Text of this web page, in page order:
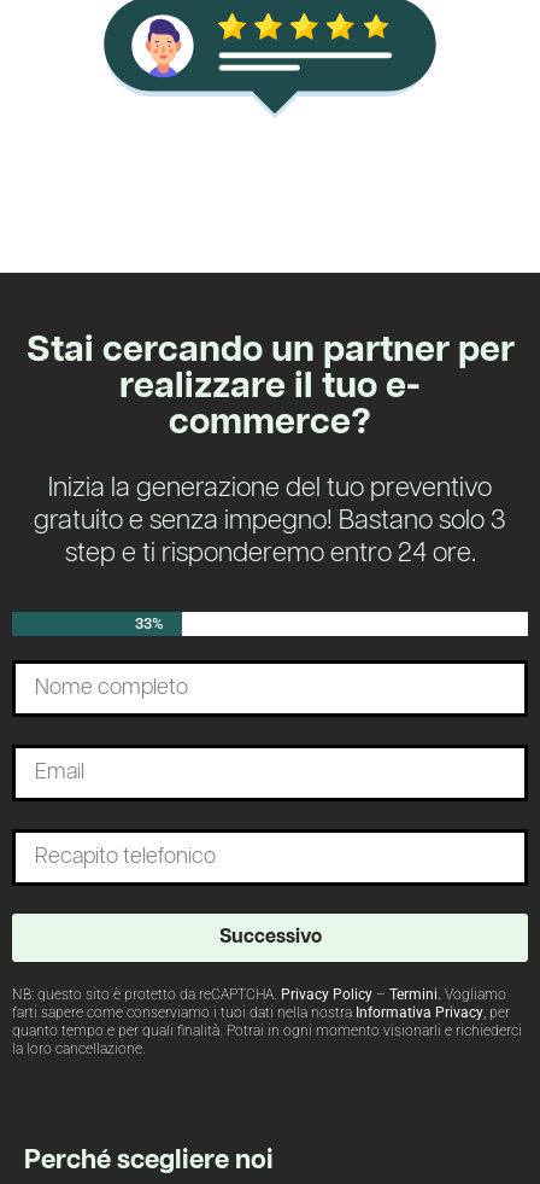
Stai cercando un partner per
realizzare il tuo e-
commerce?
Inizia la generazione del tuo preventivo
gratuito e senza impegno! Bastano solo 3
step e ti risponderemo entro 24 ore.
33%
Successivo
NB: questo sito è protetto da reCAPTCHA. Privacy Policy – Termini. Vogliamo
farti sapere come conserviamo i tuoi dati nella nostra Informativa Privacy , per
quanto tempo e per quali finalità. Potrai in ogni momento visionarli e richiederci
la loro cancellazione.
Perché scegliere noi